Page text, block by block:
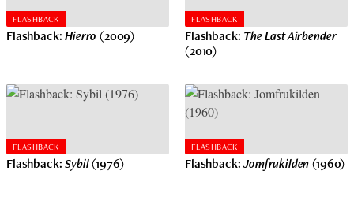
FLASHBACK
Flashback: Hierro (2009)
FLASHBACK
Flashback: The Last Airbender
(2010)
FLASHBACK
Flashback: Sybil(1976)
FLASHBACK
Flashback: Jomfrukilden(1960)